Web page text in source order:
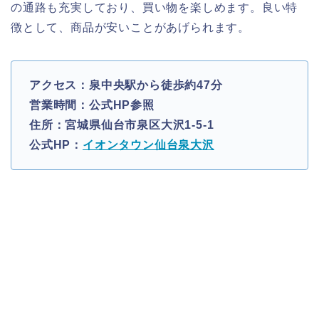
の通路も充実しており、買い物を楽しめます。良い特
徴として、商品が安いことがあげられます。
アクセス：泉中央駅から徒歩約47分
営業時間：公式HP参照
住所：宮城県仙台市泉区大沢1-5-1
公式HP： イオンタウン仙台泉大沢